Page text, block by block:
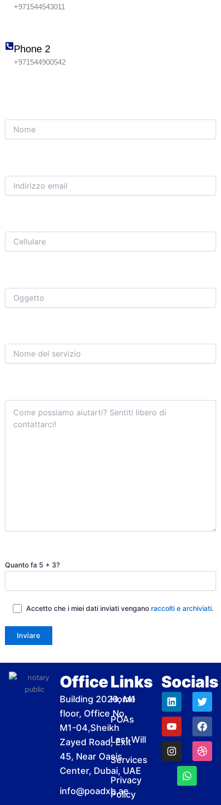
+971544543011
Phone 2
+971544900542
Quanto fa 5 + 3?
Accetto che i miei dati inviati vengano raccolti e archiviati.
Office
Building 2020, M1
floor, Office No.
M1-04,Sheikh
Zayed Road, Exit
45, Near Oasis
Center, Dubai, UAE
info@poadxb.ae
Links
Home
POAs
Last Will
Services
Privacy
Policy
Socials
L
i
n
k
e
d
i
T
w
i
t
t
e
r
Y
o
u
t
u
b
e
F
a
c
e
b
o
o
I
n
s
t
a
g
r
D
r
i
b
b
b
l
W
p